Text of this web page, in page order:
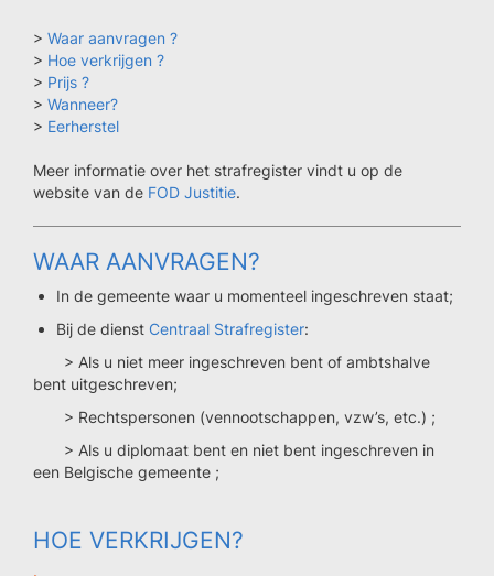
> Waar aanvragen ?
> Hoe verkrijgen ?
> Prijs ?
> Wanneer?
> Eerherstel
Meer informatie over het strafregister vindt u op de
website van de FOD Justitie.
WAAR AANVRAGEN?
In de gemeente waar u momenteel ingeschreven staat;
Bij de dienst Centraal Strafregister:
> Als u niet meer ingeschreven bent of ambtshalve
bent uitgeschreven;
> Rechtspersonen (vennootschappen, vzw’s, etc.) ;
> Als u diplomaat bent en niet bent ingeschreven in
een Belgische gemeente ;
HOE VERKRIJGEN?